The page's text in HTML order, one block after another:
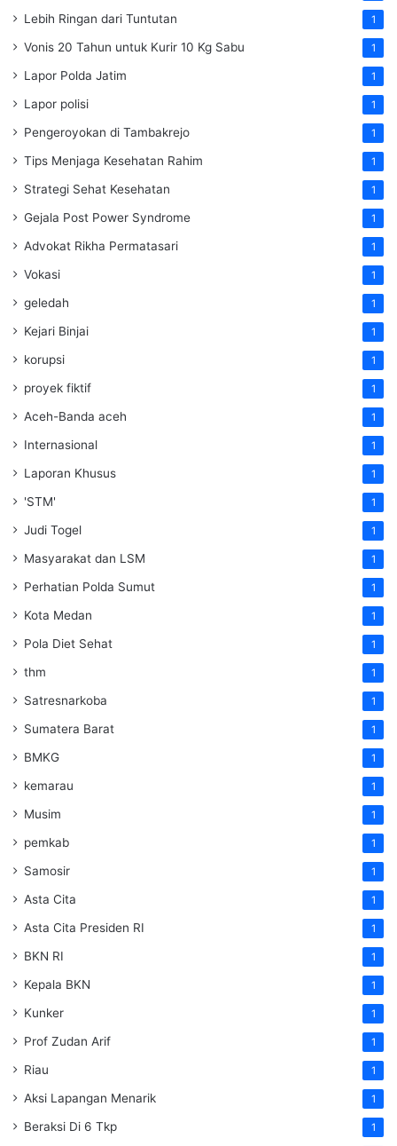
Lebih Ringan dari Tuntutan 1
Vonis 20 Tahun untuk Kurir 10 Kg Sabu 1
Lapor Polda Jatim 1
Lapor polisi 1
Pengeroyokan di Tambakrejo 1
Tips Menjaga Kesehatan Rahim 1
Strategi Sehat Kesehatan 1
Gejala Post Power Syndrome 1
Advokat Rikha Permatasari 1
Vokasi 1
geledah 1
Kejari Binjai 1
korupsi 1
proyek fiktif 1
Aceh-Banda aceh 1
Internasional 1
Laporan Khusus 1
'STM' 1
Judi Togel 1
Masyarakat dan LSM 1
Perhatian Polda Sumut 1
Kota Medan 1
Pola Diet Sehat 1
thm 1
Satresnarkoba 1
Sumatera Barat 1
BMKG 1
kemarau 1
Musim 1
pemkab 1
Samosir 1
Asta Cita 1
Asta Cita Presiden RI 1
BKN RI 1
Kepala BKN 1
Kunker 1
Prof Zudan Arif 1
Riau 1
Aksi Lapangan Menarik 1
Beraksi Di 6 Tkp 1